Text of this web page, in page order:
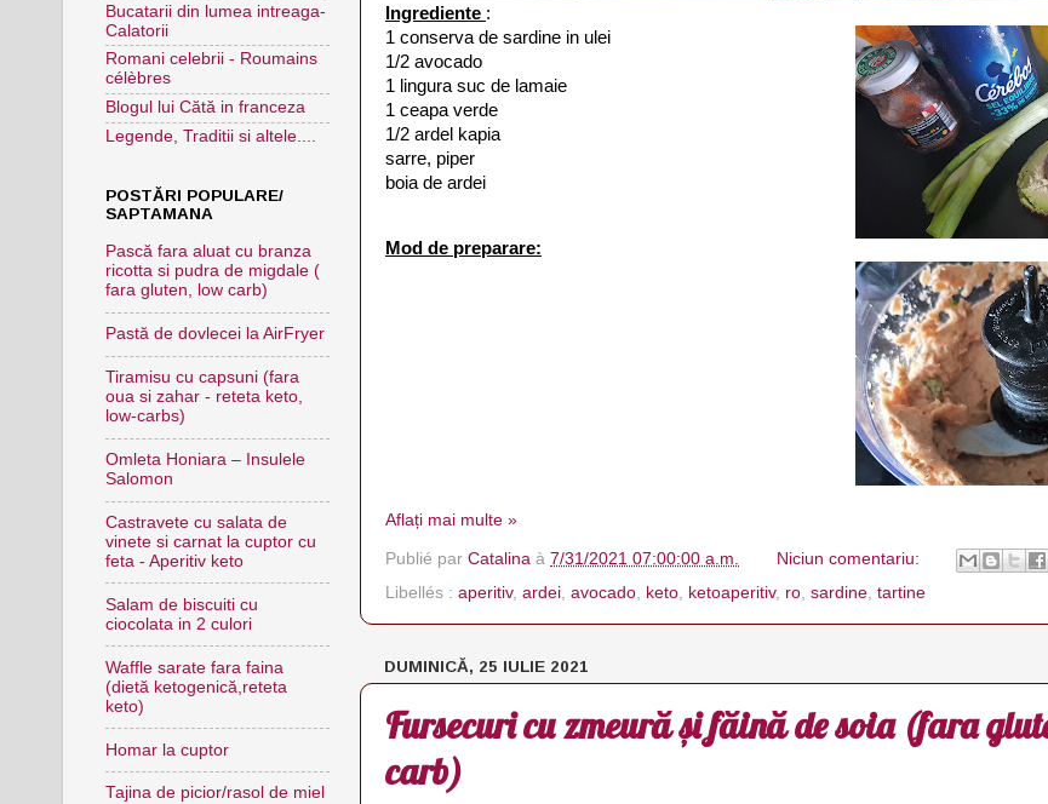
Ingrediente :
1 conserva de sardine in ulei
1/2 avocado
1 lingura suc de lamaie
1 ceapa verde
1/2 ardel kapia
sarre, piper
boia de ardei
Mod de preparare:
Aflați mai multe »
Publié par Catalina à 7/31/2021 07:00:00 a.m.
Niciun comentariu:
Libellés : aperitiv, ardei avocado keto ketoaperitiv, ro sardine tartine
DUMINICĂ, 25 IULIE 2021
Fursecuri cu zmeură și făină de soia (fara
carb)
Bucatarii din lumea intreaga-
Calatorii
Romani celebrii - Roumains
célèbres
Blogul lui Cătă in franceza
Legende, Traditii si altele....
POSTĂRI POPULARE/
SAPTAMANA
Pască fara aluat cu branza
ricotta si pudra de migdale (
fara gluten, low carb)
Pastă de dovlecei la AirFryer
Tiramisu cu capsuni (fara
oua si zahar - reteta keto,
low-carbs)
Omleta Honiara – Insulele
Salomon
Castravete cu salata de
vinete si carnat la cuptor cu
feta - Aperitiv keto
Salam de biscuiti cu
ciocolata in 2 culori
Waffle sarate fara faina
(dietă ketogenică,reteta
keto)
Homar la cuptor
Tajina de picior/rasol de miel